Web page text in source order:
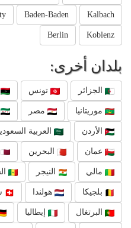
Kalbach
Baden-Baden
Koblenz
Berlin
بلدان أخرى:
الجزائر تونس
موريتانيا مصر
الأردن العربية
عمان البحرين
مالي النيجر
بلجيكا هولندا
البرتغال إيطاليا